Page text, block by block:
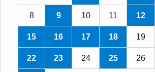
8 9 10 11 12
15 16 17 18 19
22 23 24 25 26